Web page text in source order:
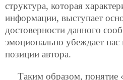
структура, которая
информации, выступает
достоверности данного
эмоционально убеждает нас
позиции автора.
Таким образом, понятие